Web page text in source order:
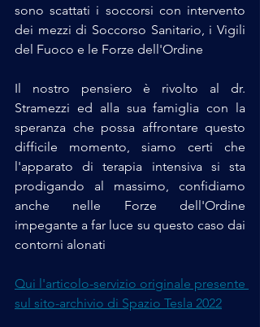
sono scattati i soccorsi con intervento
dei mezzi di Soccorso Sanitario, i Vigili
del Fuoco e le Forze dell'Ordine
Il nostro pensiero è rivolto al dr.
Stramezzi ed alla sua famiglia con la
speranza che possa affrontare questo
difficile momento, siamo certi che
l'apparato di terapia intensiva si sta
prodigando al massimo, confidiamo
anche nelle Forze dell'Ordine
impegante a far luce su questo caso dai
contorni alonati
Qui l'articolo-servizio originale presente
sul sito-archivio di Spazio Tesla 2022